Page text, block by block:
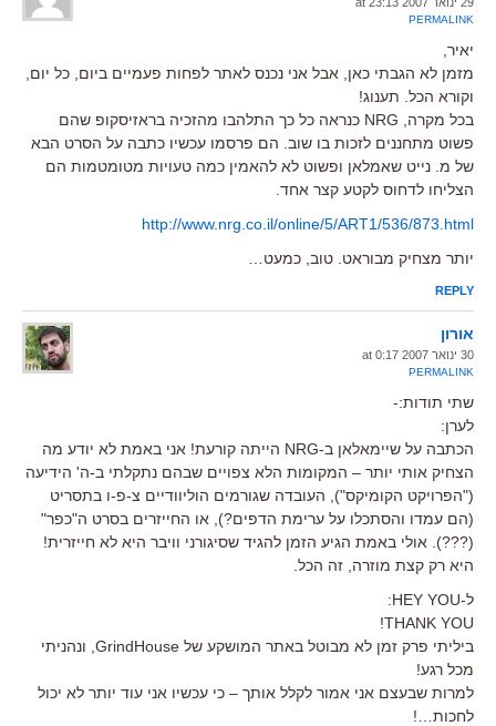
PERMALINK
יאיר,
מזמן לא הגבתי כאן, אבל אני נכנס לאתר לפחות פעמיים ביום, כל יום,
וקורא הכל. תענוג!
בכל מקרה, NRG כנראה כל כך התלהבו מהזכיה בראזיסקופ שהם
פשוט מתחננים לזכות בו שוב. הם פרסמו עכשיו כתבה על הסרט הבא
של מ. נייט שאמלאן ופשוט לא להאמין כמה טעויות מטומטמות הם
הצליחו לדחוס לקטע קצר אחד.
http://www.nrg.co.il/online/5/ART1/536/873.html
יותר מצחיק מבוראט. טוב, כמעט…
REPLY
אורון
30 ינואר 2007 at 0:17
PERMALINK
שתי תודות:-
לערן:
הכתבה על שיימאלאן ב-NRG הייתה קורעת! אני באמת לא יודע מה
הצחיק אותי יותר – המקומות הלא צפויים שבהם נתקלתי ב-ה' הידיעה
("הפרויקט הקומיקס"), העובדה שגורמים הוליוודיים צ-פ-ו בתסריט
(הם עמדו והסתכלו על ערימת הדפים?), או החייזרים בסרט ה"כפר"
(???). אולי באמת הגיע הזמן להגיד שסיגורני וויבר היא לא חייזרית!
היא רק קצת מוזרה, זה הכל.
ל-HEY YOU:
THANK YOU!
ביליתי פרק זמן לא מבוטל באתר המושקע של GrindHouse, ונהניתי
מכל רגע!
למרות שבעצם אני אמור לקלל אותך – כי עכשיו אני עוד יותר לא יכול
לחכות…!